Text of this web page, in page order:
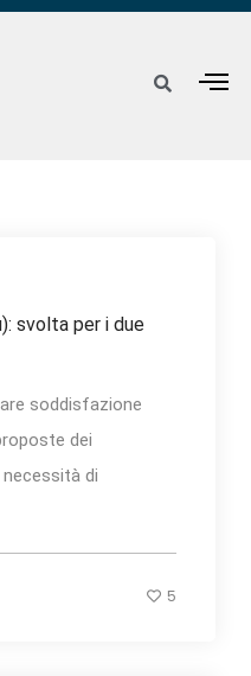
svolta per i due
soddisfazione
dei
di
5